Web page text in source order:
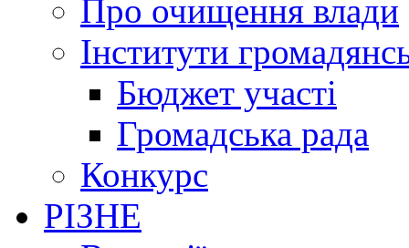
Про очищення влади
Інститути
Бюджет участі
Громадська рада
Конкурс
РІЗНЕ